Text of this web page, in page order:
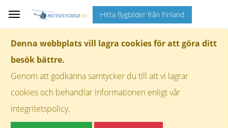
Denna webbplats vill lagra cookies för att göra ditt
besök bättre.
Genom att godkänna samtycker du till att vi lagrar
cookies och behandlar informationen enligt vår
integritetspolicy.
Hitta flygbilder från Finland